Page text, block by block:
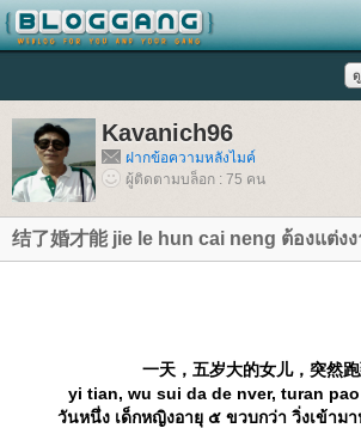
Kavanich96
ฝากข้อความหลังไมค์
ผู้ติดตามบล็อก : 75 คน
结了婚才能 jie le hun cai neng ต้องแต่ง
一天，五岁大的女儿，突然
yi tian, wu sui da de nver, turan
วันหนึ่ง เด็กหญิงอายุ ๕ ขวบกว่า วิ่งเข้าม